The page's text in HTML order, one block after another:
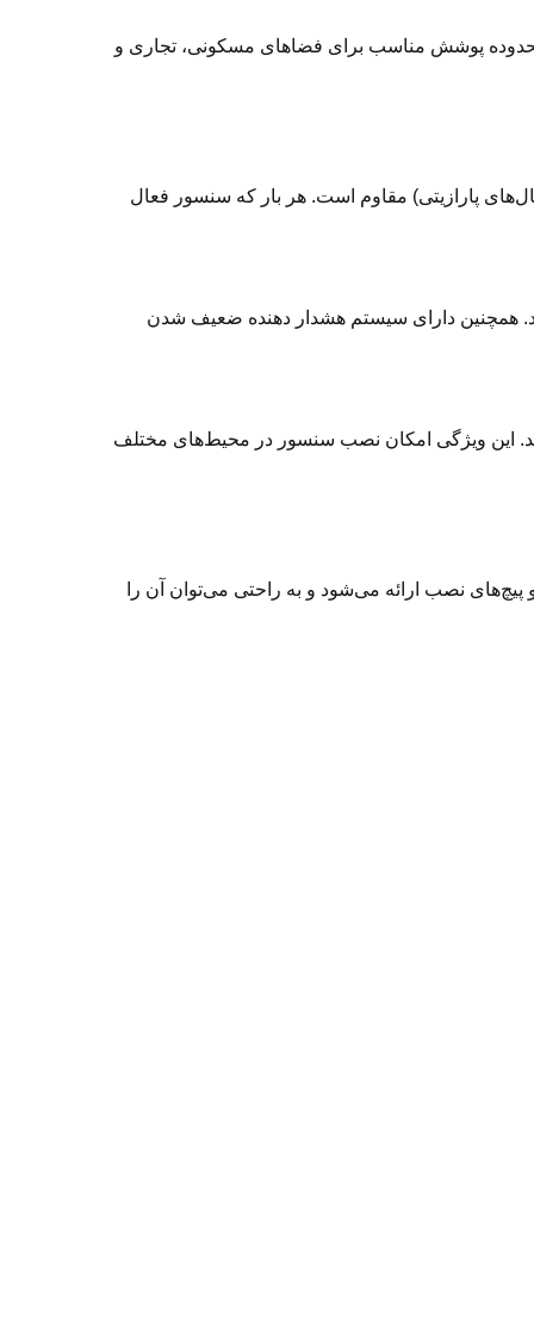
پوشش مناسب برای فضاهای مسکونی، تجاری و
پارازیتی) مقاوم است. هر بار که سنسور فعال
همچنین دارای سیستم هشدار دهنده ضعیف شدن
این ویژگی امکان نصب سنسور در محیط‌های مختلف
نصب ارائه می‌شود و به راحتی می‌توان آن را